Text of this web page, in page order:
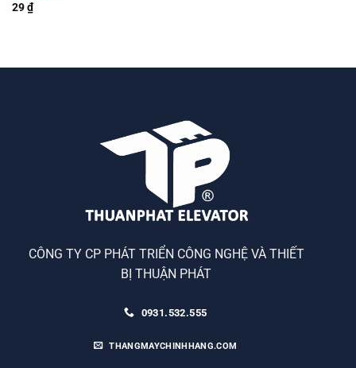
Rated
29₫
CÔNG TY CP PHÁT TRIỂN CÔNG NGHỆ VÀ THIẾT
BỊ THUẬN PHÁT
0931.532.555
THANGMAYCHINHHANG.COM